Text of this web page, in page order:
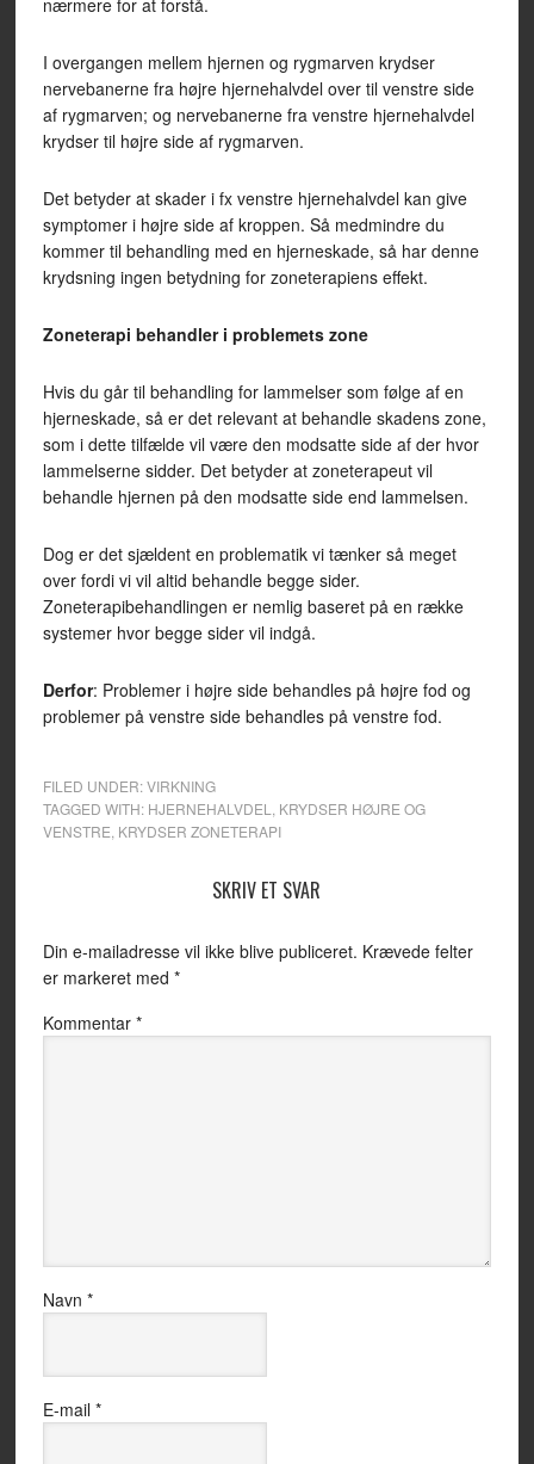
nærmere for at forstå.
I overgangen mellem hjernen og rygmarven krydser
nervebanerne fra højre hjernehalvdel over til venstre side
af rygmarven; og nervebanerne fra venstre hjernehalvdel
krydser til højre side af rygmarven.
Det betyder at skader i fx venstre hjernehalvdel kan give
symptomer i højre side af kroppen. Så medmindre du
kommer til behandling med en hjerneskade, så har denne
krydsning ingen betydning for zoneterapiens effekt.
Zoneterapi behandler i problemets zone
Hvis du går til behandling for lammelser som følge af en
hjerneskade, så er det relevant at behandle skadens zone,
som i dette tilfælde vil være den modsatte side af der hvor
lammelserne sidder. Det betyder at zoneterapeut vil
behandle hjernen på den modsatte side end lammelsen.
Dog er det sjældent en problematik vi tænker så meget
over fordi vi vil altid behandle begge sider.
Zoneterapibehandlingen er nemlig baseret på en række
systemer hvor begge sider vil indgå.
Derfor: Problemer i højre side behandles på højre fod og
problemer på venstre side behandles på venstre fod.
FILED UNDER:VIRKNING
TAGGED WITH: HJERNEHALVDEL
KRYDSER HØJRE OG
VENSTRE KRYDSER ZONETERAPI
SKRIV ET SVAR
Din e-mailadresse vil ikke blive publiceret. Krævede felter
er markeret med *
Kommentar *
Navn *
E-mail *